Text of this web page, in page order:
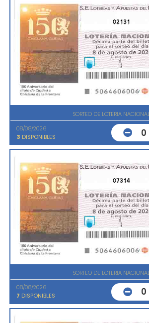
02131
SORTEO DE LOTERIA
08/08/2026
3 DISPONIBLES 0
07314
SORTEO DE LOTERIA
08/08/2026
7 DISPONIBLES 0